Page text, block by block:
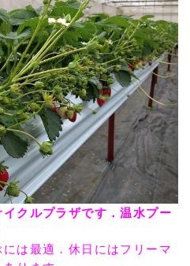
クルプラザです．温水プー
は最適．休日にはフリーマ